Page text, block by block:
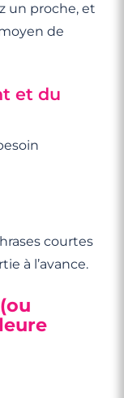
un proche, et
de
et du
courtes
à l’avance.